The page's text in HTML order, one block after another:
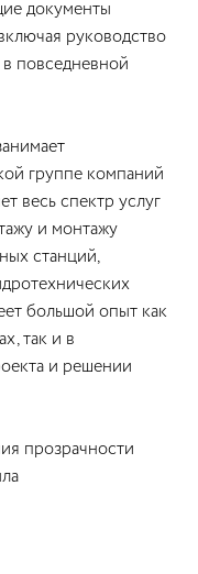
документы
руководство
повседневной
группе компаний
весь спектр услуг
и монтажу
станций,
большой опыт как
так и в
и решении
прозрачности